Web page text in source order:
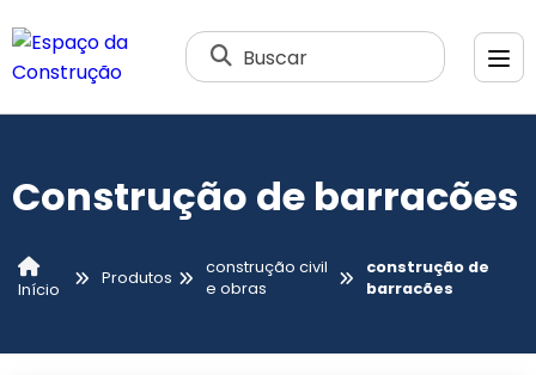
Buscar
Construção de barracões
Início
Produtos
construção civil
e obras
construção de
barracões